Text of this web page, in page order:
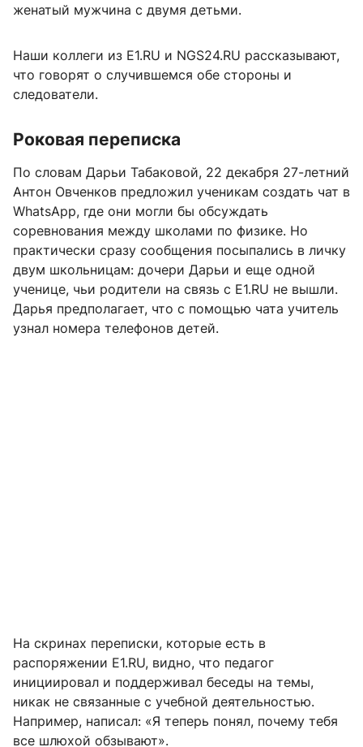
женатый мужчина с двумя детьми.
Наши коллеги из Е1.RU и NGS24.RU рассказывают,
что говорят о случившемся обе стороны и
следователи.
Роковая переписка
По словам Дарьи Табаковой, 22 декабря 27-летний
Антон Овченков предложил ученикам создать чат в
WhatsApp, где они могли бы обсуждать
соревнования между школами по физике. Но
практически сразу сообщения посыпались в личку
двум школьницам: дочери Дарьи и еще одной
ученице, чьи родители на связь с E1.RU не вышли.
Дарья предполагает, что с помощью чата учитель
узнал номера телефонов детей.
На скринах переписки, которые есть в
распоряжении E1.RU, видно, что педагог
инициировал и поддерживал беседы на темы,
никак не связанные с учебной деятельностью.
Например, написал: «Я теперь понял, почему тебя
все шлюхой обзывают».